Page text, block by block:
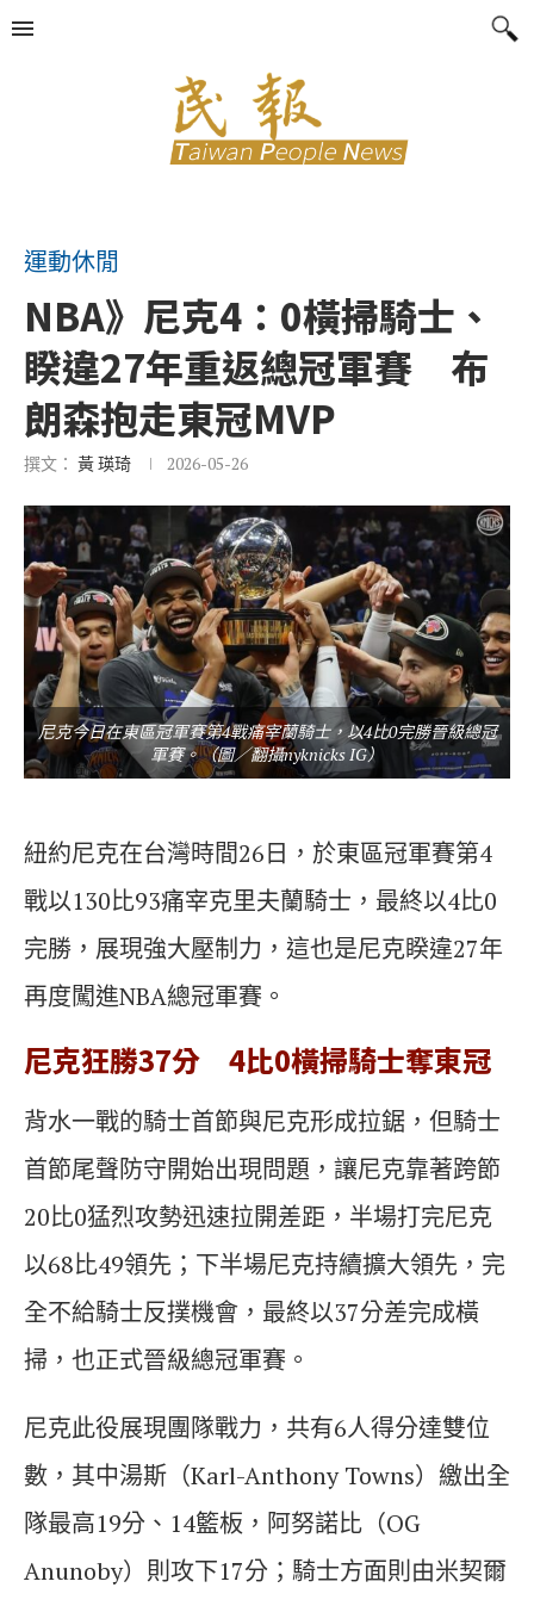
運動休閒
NBA》尼克4：0橫掃騎士、
睽違27年重返總冠軍賽 布
朗森抱走東冠MVP
撰文： 黃 瑛琦 2026-05-26
尼克今日在東區冠軍賽第4戰痛宰蘭騎士，以4比0完勝晉級總冠
軍賽。（圖／翻攝nyknicks IG）
紐約尼克在台灣時間26日，於東區冠軍賽第4
戰以130比93痛宰克里夫蘭騎士，最終以4比0
完勝，展現強大壓制力，這也是尼克睽違27年
再度闖進NBA總冠軍賽。
尼克狂勝37分 4比0橫掃騎士奪東冠
背水一戰的騎士首節與尼克形成拉鋸，但騎士
首節尾聲防守開始出現問題，讓尼克靠著跨節
20比0猛烈攻勢迅速拉開差距，半場打完尼克
以68比49領先；下半場尼克持續擴大領先，完
全不給騎士反撲機會，最終以37分差完成橫
掃，也正式晉級總冠軍賽。
尼克此役展現團隊戰力，共有6人得分達雙位
數，其中湯斯（Karl-Anthony Towns）繳出全
隊最高19分、14籃板，阿努諾比（OG
Anunoby）則攻下17分；騎士方面則由米契爾